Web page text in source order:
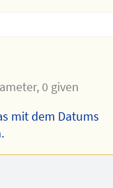
0 given
mit dem Datums